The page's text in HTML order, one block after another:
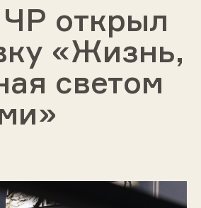
открыл
«Жизнь,
светом